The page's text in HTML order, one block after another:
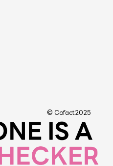
© Cofact2025